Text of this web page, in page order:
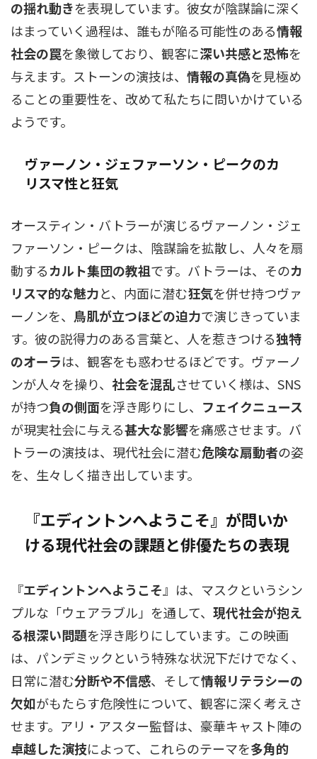
の揺れ動きを表現しています。彼女が陰謀論に深く
はまっていく過程は、誰もが陥る可能性のある情報
社会の罠を象徴しており、観客に深い共感と恐怖を
与えます。ストーンの演技は、 情報の真偽を見極め
ることの重要性を、改めて私たちに問いかけている
ようです。
ヴァーノン・ジェファーソン・ピークのカ
リスマ性と狂気
オースティン・バトラーが演じるヴァーノン・ジェ
ファーソン・ピークは、陰謀論を拡散し、人々を扇
動するカルト集団の教祖です。バトラーは、そのカ
リスマ的な魅力と、内面に潜む狂気を併せ持つヴァ
ーノンを、 鳥肌が立つほどの迫力で演じきっていま
す。彼の説得力のある言葉と、人を惹きつける独特
のオーラは、観客をも惑わせるほどです。ヴァーノ
ンが人々を操り、 社会を混乱させていく様は、SNS
が持つ負の側面を浮き彫りにし、 フェイクニュース
が現実社会に与える甚大な影響を痛感させます。バ
トラーの演技は、現代社会に潜む危険な扇動者の姿
を、生々しく描き出しています。
『エディントンへようこそ』が問いか
ける現代社会の課題と俳優たちの表現
『エディントンへようこそ』は、マスクというシン
プルな「ウェアラブル」を通して、 現代社会が抱え
る根深い問題を浮き彫りにしています。この映画
は、パンデミックという特殊な状況下だけでなく、
日常に潜む分断や不信感、そして情報リテラシーの
欠如がもたらす危険性について、観客に深く考えさ
せます。アリ・アスター監督は、豪華キャスト陣の
卓越した演技によって、これらのテーマを多角的